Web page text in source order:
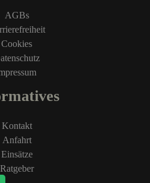
AGBs
Cookies
Kontakt
Anfahrt
Einsätze
Ratgeber